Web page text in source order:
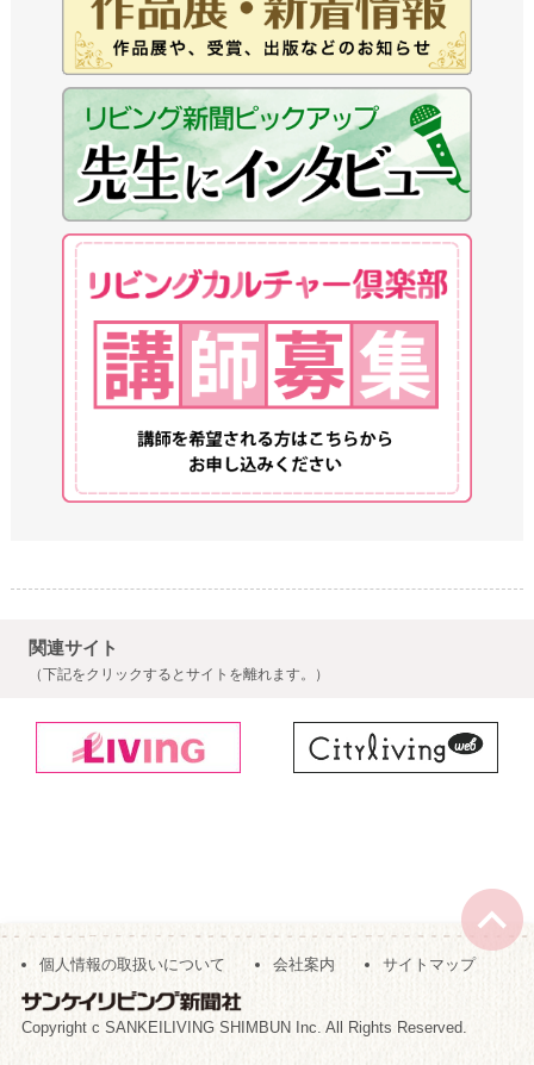
関連サイト
（下記をクリックするとサイトを離れます。）
個人情報の取扱いについて 会社案内 サイトマップ
Copyright c SANKEILIVING SHIMBUN Inc. All Rights Reserved.